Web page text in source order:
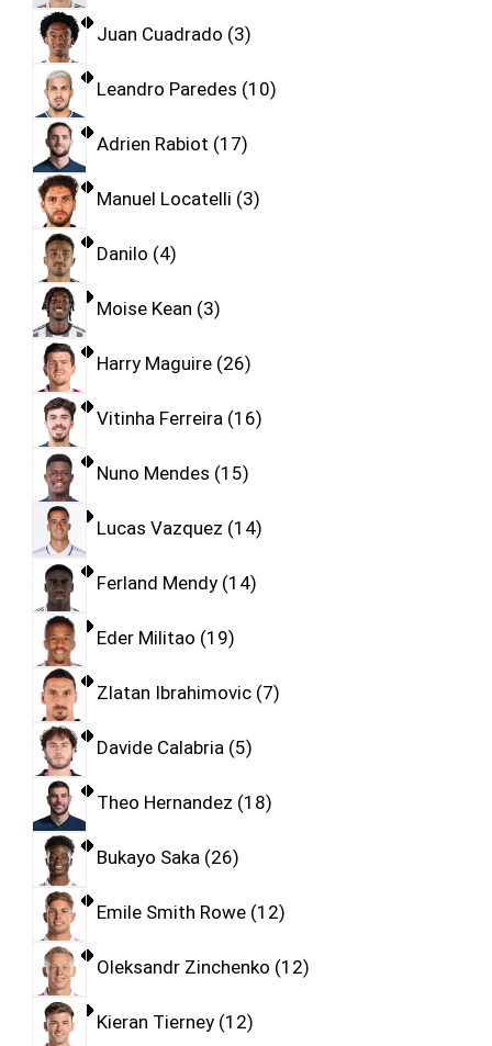
Juan Cuadrado 3
Leandro Paredes 10
Adrien Rabiot 17
Manuel Locatelli 3
Danilo 4
Moise Kean 3
Harry Maguire 26
Vitinha Ferreira 16
Nuno Mendes 15
Lucas Vazquez 14
Ferland Mendy 14
Eder Militao 19
Zlatan Ibrahimovic 7
Davide Calabria 5
Theo Hernandez 18
Bukayo Saka 26
Emile Smith Rowe 12
Oleksandr Zinchenko 12
Kieran Tierney 12